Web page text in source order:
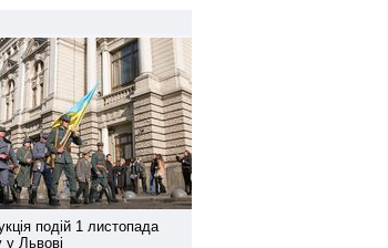
подій 1 листопада
у Львові